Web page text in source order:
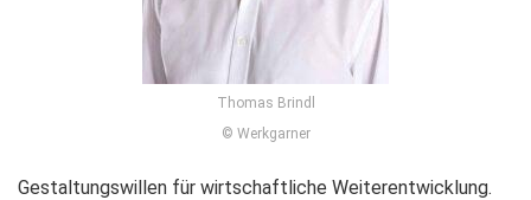
Thomas Brindl
© Werkgarner
Gestaltungswillen für wirtschaftliche Weiterentwicklung.